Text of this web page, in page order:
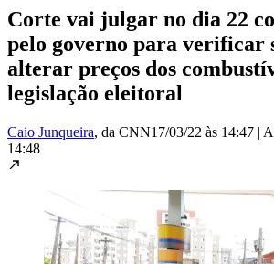
Corte vai julgar no dia 22
pelo governo para verificar
alterar preços dos
legislação eleitoral
Caio Junqueira, da CNN17/03/22 às 14:47 |
14:48